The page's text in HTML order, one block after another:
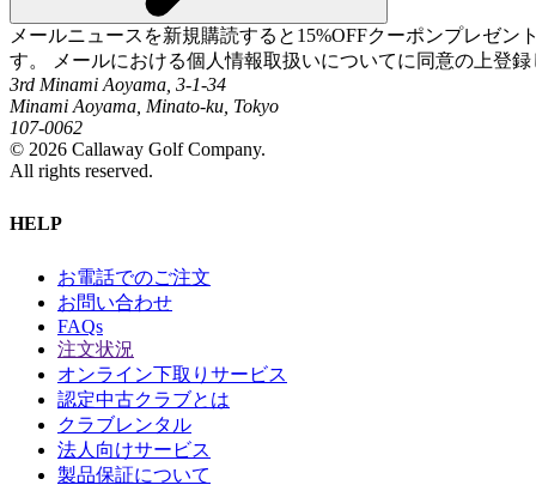
メールニュースを新規購読すると15%OFFクーポンプレゼ
す。 メールにおける個人情報取扱いについてに同意の上登
3rd Minami Aoyama, 3-1-34
Minami Aoyama, Minato-ku, Tokyo
107-0062
© 2026 Callaway Golf Company.
All rights reserved.
HELP
お電話でのご注文
お問い合わせ
FAQs
注文状況
オンライン下取りサービス
認定中古クラブとは
クラブレンタル
法人向けサービス
製品保証について